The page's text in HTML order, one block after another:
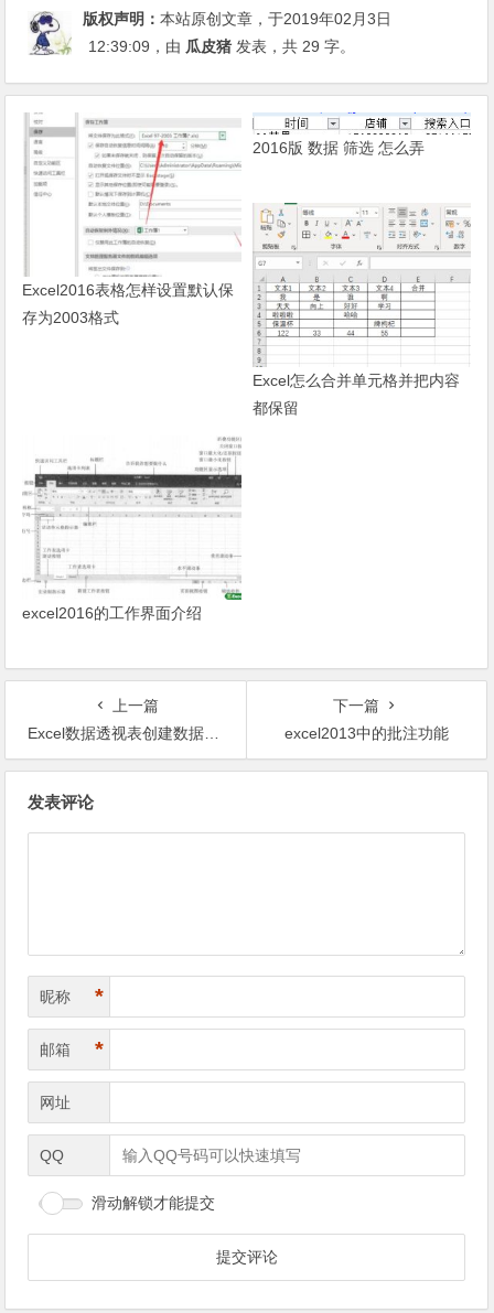
版权声明：本站原创文章，于2019年02月3日
12:39:09 ，由 瓜皮猪 发表，共 29 字。
Excel2016表格怎样设置默认保
存为2003格式
2016版 数据 筛选 怎么弄
Excel怎么合并单元格并把内容
都保留
excel2016的工作界面介绍
上一篇
Excel数据透视表创建数据透视图
下一篇
excel2013中的批注功能
发表评论
昵称 *
邮箱 *
网址
QQ
滑动解锁才能提交